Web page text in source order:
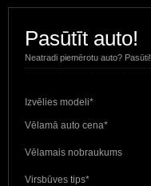
Pasūtīt auto!
Neatradi piemērotu auto? Pasūti!
Izvēlies modeli*
Vēlamā auto cena*
Vēlamais nobraukums
Virsbūves tips*